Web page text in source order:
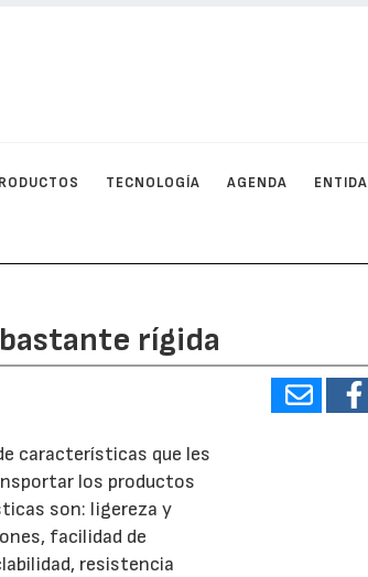
TECNOLOGÍA AGENDA
rígida
características que les
los productos
son: ligereza y
facilidad de
resistencia